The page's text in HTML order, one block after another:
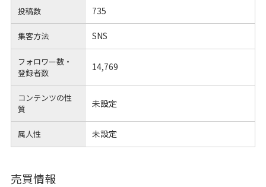
投稿数 735
集客方法 SNS
フォロワー数・
登録者数
14,769
コンテンツの性
質
未設定
属人性 未設定
売買情報